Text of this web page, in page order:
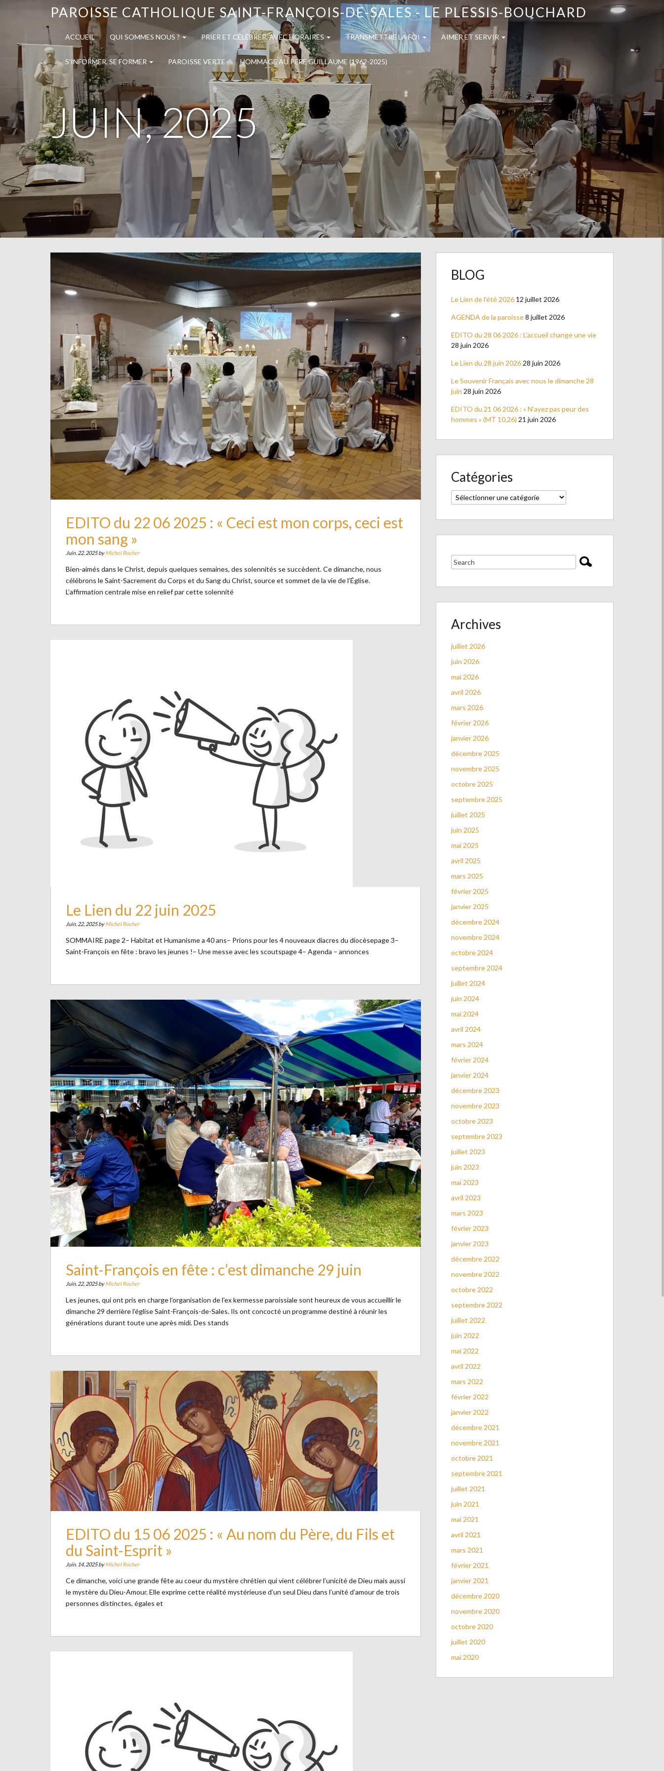
PAROISSE CATHOLIQUE SAINT-FRANÇOIS-DE-SALES - LE PLESSIS-BOUCHARD
ACCUEIL QUI SOMMES NOUS ? PRIER ET CÉLÉBRER, AVEC HORAIRES TRANSMETTRE LA FOI AIMER ET SERVIR
S’INFORMER, SE FORMER PAROISSE VERTE HOMMAGE AU PERE GUILLAUME (1962-2025)
JUIN, 2025
EDITO du 22 06 2025 : « Ceci est mon corps, ceci est
mon sang »
Juin. 22, 2025 byMichel Rocher
Bien-aimés dans le Christ, depuis quelques semaines, des solennités se succèdent. Ce dimanche, nous
célébrons le Saint-Sacrement du Corps et du Sang du Christ, source et sommet de la vie de l’Église.
L’affirmation centrale mise en relief par cette solennité
Le Lien du 22 juin 2025
Juin. 22, 2025 byMichel Rocher
SOMMAIRE page 2– Habitat et Humanisme a 40 ans– Prions pour les 4 nouveaux diacres du diocèsepage 3–
Saint-François en fête : bravo les jeunes !– Une messe avec les scoutspage 4– Agenda – annonces
Saint-François en fête : c’est dimanche 29 juin
Juin. 22, 2025 byMichel Rocher
Les jeunes, qui ont pris en charge l’organisation de l’ex kermesse paroissiale sont heureux de vous accueillir le
dimanche 29 derrière l’église Saint-François-de-Sales. Ils ont concocté un programme destiné à réunir les
générations durant toute une après midi. Des stands
EDITO du 15 06 2025 : « Au nom du Père, du Fils et
du Saint-Esprit »
Juin. 14, 2025 byMichel Rocher
Ce dimanche, voici une grande fête au coeur du mystère chrétien qui vient célébrer l’unicité de Dieu mais aussi
le mystère du Dieu-Amour. Elle exprime cette réalité mystérieuse d’un seul Dieu dans l’unité d’amour de trois
personnes distinctes, égales et
BLOG
Le Lien de l’été 2026 12 juillet 2026
AGENDA de la paroisse8 juillet 2026
EDITO du 28 06 2026 : L’accueil change une vie
28 juin 2026
Le Lien du 28 juin 2026 28 juin 2026
Le Souvenir Français avec nous le dimanche 28
juin 28 juin 2026
EDITO du 21 06 2026 : « N’ayez pas peur des
hommes » (MT 10,26) 21 juin 2026
Catégories
Catégories
Archives
juillet 2026
juin 2026
mai 2026
avril 2026
mars 2026
février 2026
janvier 2026
décembre 2025
novembre 2025
octobre 2025
septembre 2025
juillet 2025
juin 2025
mai 2025
avril 2025
mars 2025
février 2025
janvier 2025
décembre 2024
novembre 2024
octobre 2024
septembre 2024
juillet 2024
juin 2024
mai 2024
avril 2024
mars 2024
février 2024
janvier 2024
décembre 2023
novembre 2023
octobre 2023
septembre 2023
juillet 2023
juin 2023
mai 2023
avril 2023
mars 2023
février 2023
janvier 2023
décembre 2022
novembre 2022
octobre 2022
septembre 2022
juillet 2022
juin 2022
mai 2022
avril 2022
mars 2022
février 2022
janvier 2022
décembre 2021
novembre 2021
octobre 2021
septembre 2021
juillet 2021
juin 2021
mai 2021
avril 2021
mars 2021
février 2021
janvier 2021
décembre 2020
novembre 2020
octobre 2020
juillet 2020
mai 2020